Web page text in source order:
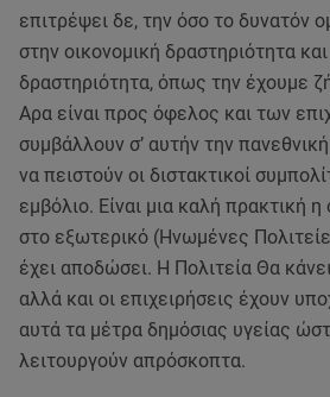
επιτρέψει δε, την όσο το δυνατόν
στην οικονομική δραστηριότητα
δραστηριότητα, όπως την έχουμε
Αρα είναι προς όφελος και των
συμβάλλουν σ’ αυτήν την
να πειστούν οι διστακτικοί
εμβόλιο. Είναι μια καλή πρακτική
στο εξωτερικό (Ηνωμένες
έχει αποδώσει. Η Πολιτεία Θα
αλλά και οι επιχειρήσεις έχουν
αυτά τα μέτρα δημόσιας υγείας
λειτουργούν απρόσκοπτα.